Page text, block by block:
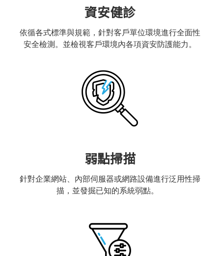
資安健診
依循各式標準與規範，針對客戶單位環境進行全面性
安全檢測。並檢視客戶環境內各項資安防護能力。
弱點掃描
針對企業網站、內部伺服器或網路設備進行泛用性掃
描，並發掘已知的系統弱點。